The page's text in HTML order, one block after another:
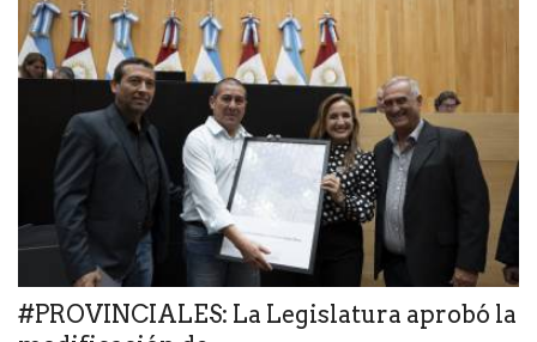
#PROVINCIALES: La Legislatura aprobó la